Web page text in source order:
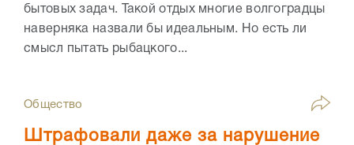
бытовых задач. Такой отдых многие волгоградцы
наверняка назвали бы идеальным. Но есть ли
смысл пытать рыбацкого...
Общество
Штрафовали даже за нарушение